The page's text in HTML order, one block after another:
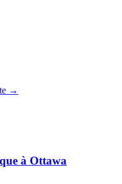
→
à Ottawa